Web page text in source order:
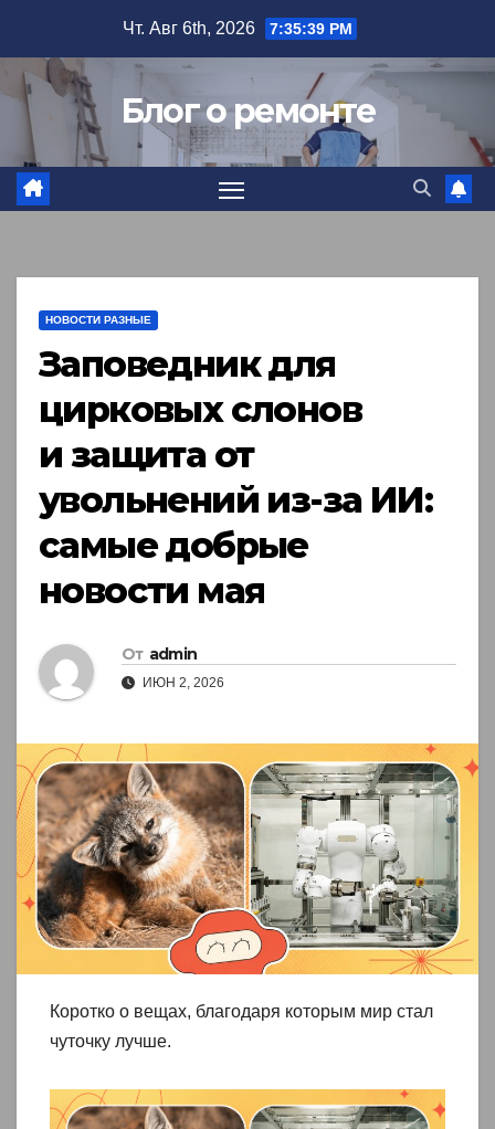
содержимому
Чт. Авг 6th, 2026 7:35:41 PM
Блог о ремонте
НОВОСТИ РАЗНЫЕ
Заповедник для
цирковых слонов
и защита от
увольнений из-за ИИ:
самые добрые
новости мая
От admin
ИЮН 2, 2026
Коротко о вещах, благодаря которым мир стал
чуточку лучше.